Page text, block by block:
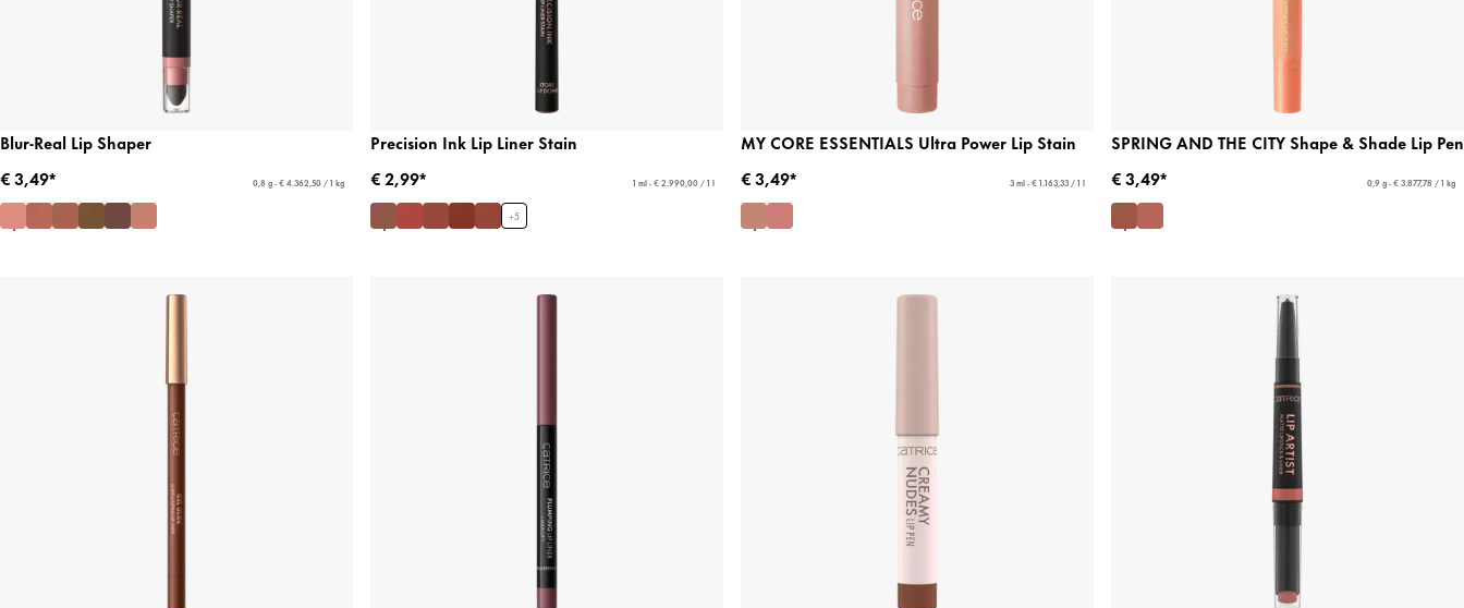
Blur-Real Lip Shaper
€ 3,49*
0,8 g - € 4.362,50 / 1 kg
Precision Ink Lip Liner Stain
€ 2,99*
1 ml - € 2.990,00 / 1 l
+5
MY CORE ESSENTIALS Ultra Power Lip Stain
€ 3,49*
3 ml - € 1.163,33 / 1 l
SPRING AND THE CITY Shape & Shade Lip Pen
€ 3,49*
0,9 g - € 3.877,78 / 1 kg